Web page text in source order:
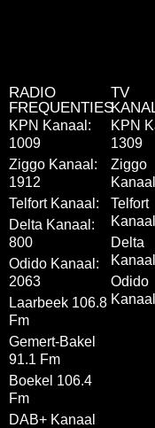
RADIO
FREQUENTIES
KPN Kanaal:
1009
Ziggo Kanaal:
1912
Telfort Kanaal:
Delta Kanaal:
800
Odido Kanaal:
2063
Laarbeek 106.8
Fm
Gemert-Bakel
91.1 Fm
Boekel 106.4
Fm
DAB+ Kanaal
TV
KPN
1309
Ziggo
Telfort
Delta
Odido